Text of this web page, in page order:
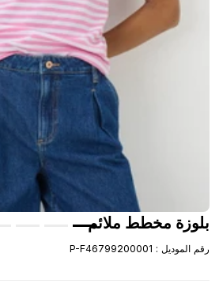
بلوزة مخطط ملائم
رقم الموديل :
P-F46799200001